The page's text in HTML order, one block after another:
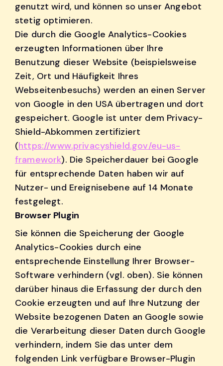
genutzt wird, und können so unser Angebot
stetig optimieren.
Die durch die Google Analytics-Cookies
erzeugten Informationen über Ihre
Benutzung dieser Website (beispielsweise
Zeit, Ort und Häufigkeit Ihres
Webseitenbesuchs) werden an einen Server
von Google in den USA übertragen und dort
gespeichert. Google ist unter dem Privacy-
Shield-Abkommen zertifiziert
(https://www.privacyshield.gov/eu-us-
framework). Die Speicherdauer bei Google
für entsprechende Daten haben wir auf
Nutzer- und Ereignisebene auf 14 Monate
festgelegt.
Browser Plugin
Sie können die Speicherung der Google
Analytics-Cookies durch eine
entsprechende Einstellung Ihrer Browser-
Software verhindern (vgl. oben). Sie können
darüber hinaus die Erfassung der durch den
Cookie erzeugten und auf Ihre Nutzung der
Website bezogenen Daten an Google sowie
die Verarbeitung dieser Daten durch Google
verhindern, indem Sie das unter dem
folgenden Link verfügbare Browser-Plugin